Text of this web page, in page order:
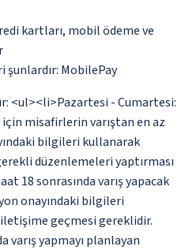
kartları, mobil ödeme ve
şunlardır: MobilePay
<ul><li>Pazartesi - Cumartesi:
misafirlerin varıştan en az
bilgileri kullanarak
düzenlemeleri yaptırması
18 sonrasında varış yapacak
onayındaki bilgileri
geçmesi gereklidir.
varış yapmayı planlayan